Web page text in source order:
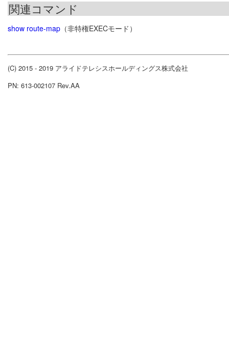
関連コマンド
show route-map （非特権EXECモード）
(C) 2015 - 2019 アライドテレシスホールディングス株式会社
PN: 613-002107 Rev.AA